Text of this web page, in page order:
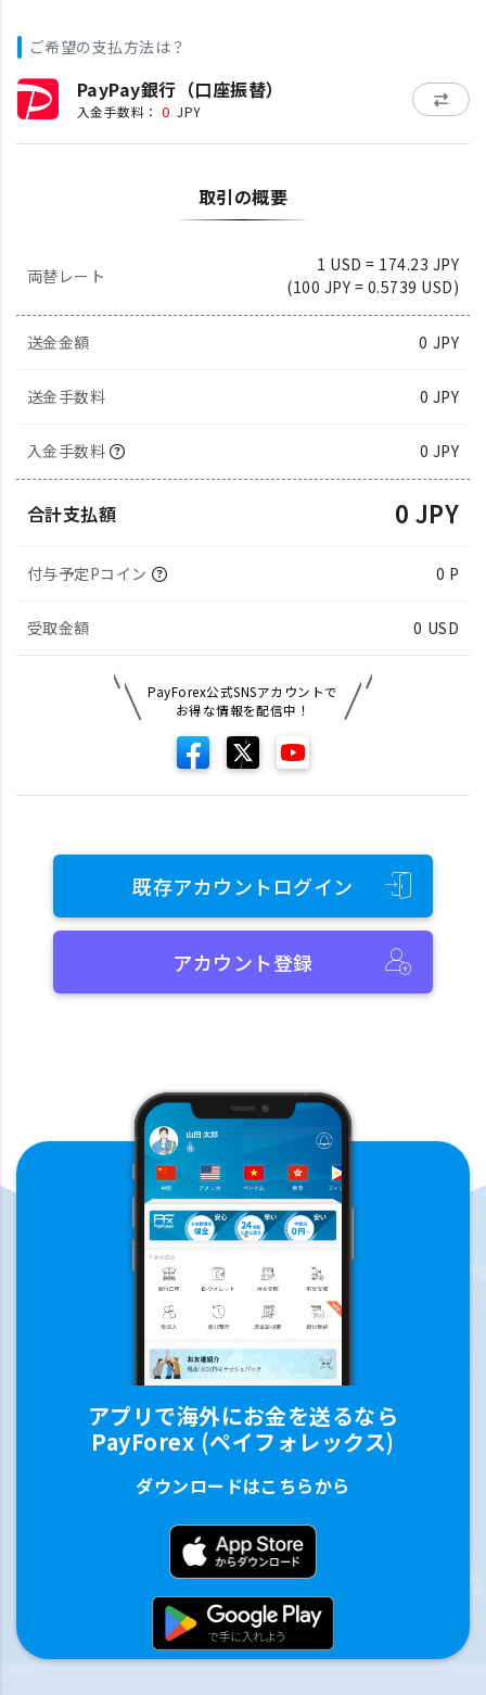
ご希望の支払方法は？
PayPay銀行（口座振替）
入金手数料： 0 JPY
取引の概要
両替レート
1 USD = 174.23 JPY
(100 JPY = 0.5739 USD)
送金金額 0 JPY
送金手数料 0 JPY
入金手数料 0 JPY
合計支払額 0 JPY
付与予定Pコイン 0 P
受取金額 0 USD
PayForex公式SNSアカウントで
お得な情報を配信中！
既存アカウントログイン
アカウント登録
アプリで海外にお金を送るなら
PayForex (ペイフォレックス)
ダウンロードはこちらから